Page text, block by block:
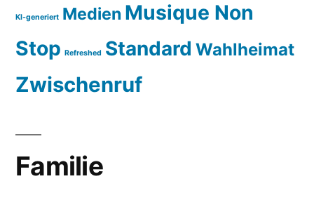
KI-generiert Medien Musique Non
Stop Refreshed Standard Wahlheimat
Zwischenruf
Familie